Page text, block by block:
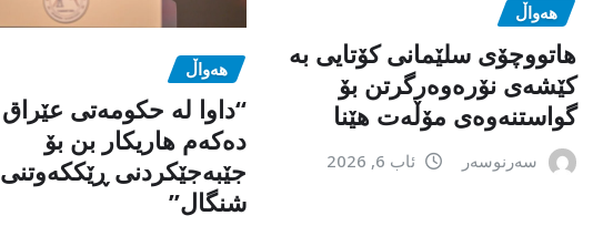
هەواڵ
هاتووچۆی سلێمانی کۆتایی بە
کێشەی نۆرەوەرگرتن بۆ
گواستنەوەی مۆڵەت هێنا
سەرنوسەر ئاب 6, 2026
هەواڵ
“داوا لە حكومەتی عێراق
دەكەم هاریكار بن بۆ
جێبەجێكردنی ڕێككەوتنی
شنگال”